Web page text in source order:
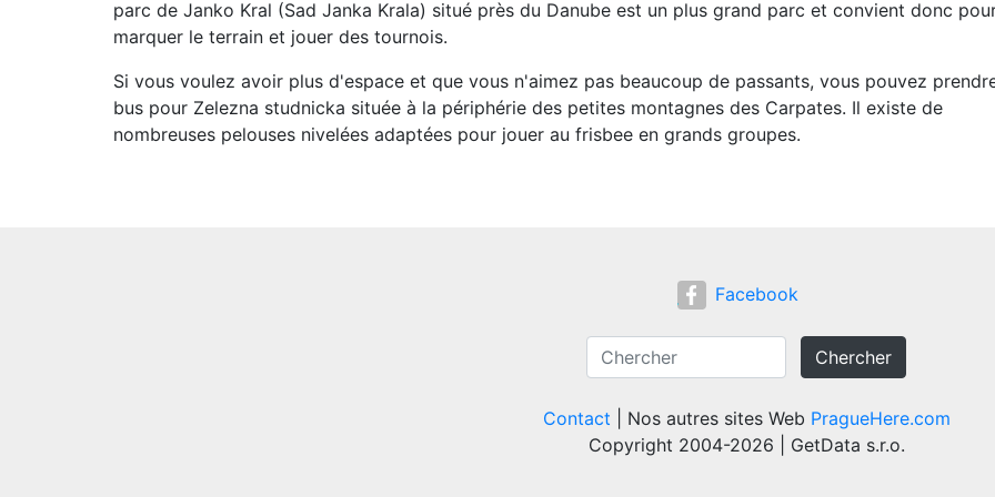
parc de Janko Kral (Sad Janka Krala) situé près du Danube est un plus grand parc et convient donc
marquer le terrain et jouer des tournois.
Si vous voulez avoir plus d'espace et que vous n'aimez pas beaucoup de passants, vous pouvez
bus pour Zelezna studnicka située à la périphérie des petites montagnes des Carpates. Il existe de
nombreuses pelouses nivelées adaptées pour jouer au frisbee en grands groupes.
Facebook
Chercher
Contact | Nos autres sites Web PragueHere.com
Copyright 2004-2026 | GetData s.r.o.